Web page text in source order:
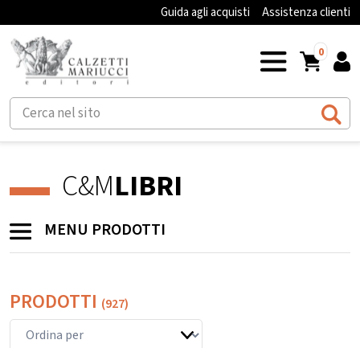
Guida agli acquisti Assistenza clienti
0
C&MLIBRI
MENU PRODOTTI
PRODOTTI (927)